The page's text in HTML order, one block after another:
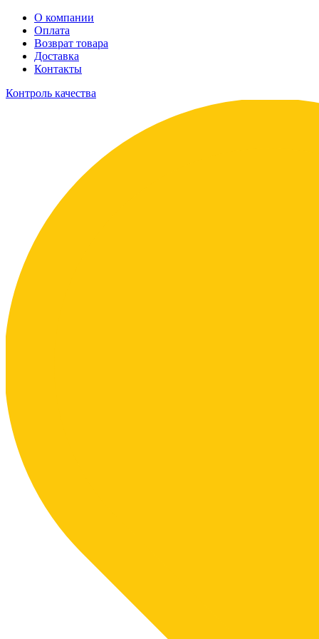
О компании
Оплата
Возврат товара
Доставка
Контакты
Контроль качества